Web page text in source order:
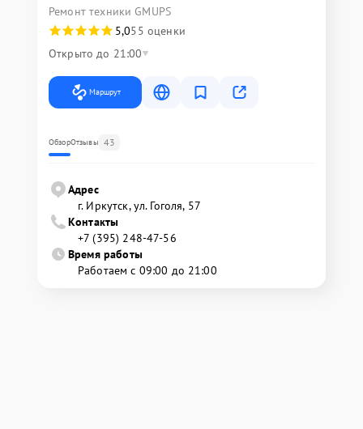
Ремонт техники GMUPS
5,055 оценки
Открыто до 21:00
Маршрут
ОбзорОтзывы 43
Адрес
г. Иркутск, ул. ​Гоголя, 57
Контакты
+7 (395) 248-47-56
Время работы
Работаем с 09:00 до 21:00